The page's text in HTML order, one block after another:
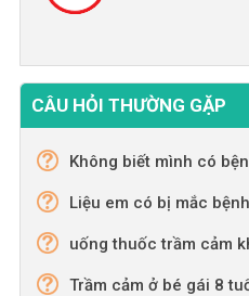
CÂU HỎI THƯỜNG GẶP
Không biết mình có
Liệu em có bị mắc
uống thuốc trầm cảm
Trầm cảm ở bé gái 8